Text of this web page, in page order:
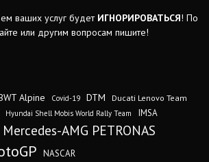
ваших услуг будет ИГНОРИРОВАТЬСЯ! По
или другим вопросам пишите!
Alpine Covid-19 DTM Ducati Lenovo Team
Hyundai Shell Mobis World Rally Team IMSA
Mercedes-AMG PETRONAS
NASCAR